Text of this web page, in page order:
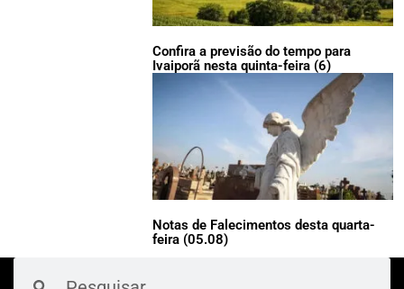
Confira a previsão do tempo para
Ivaiporã nesta quinta-feira (6)
Notas de Falecimentos desta quarta-
feira (05.08)